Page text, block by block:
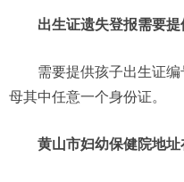
出生证遗失登报需要提
需要提供孩子出生证
母其中任意一个身份证。
黄山市妇幼保健院地址